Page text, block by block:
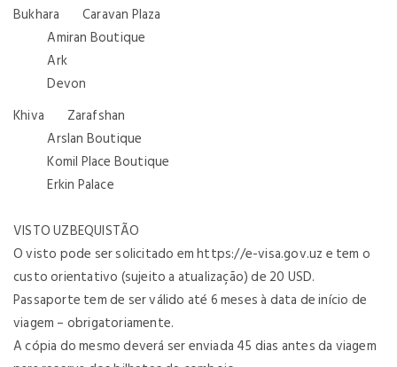
Bukhara Caravan Plaza
Amiran Boutique
Ark
Devon
Khiva Zarafshan
Arslan Boutique
Komil Place Boutique
Erkin Palace
VISTO UZBEQUISTÃO
O visto pode ser solicitado em https://e-visa.gov.uz e tem o
custo orientativo (sujeito a atualização) de 20 USD.
Passaporte tem de ser válido até 6 meses à data de início de
viagem – obrigatoriamente.
A cópia do mesmo deverá ser enviada 45 dias antes da viagem